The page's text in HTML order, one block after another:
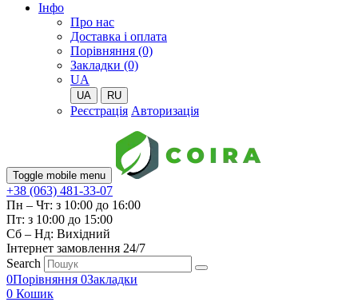
Iнфо
Про нас
Доставка і оплата
Порівняння (0)
Закладки (0)
UA
UA RU
Реєстрація Авторизація
Toggle mobile menu
+38 (063) 481-33-07
Пн – Чт: з 10:00 до 16:00
Пт: з 10:00 до 15:00
Сб – Нд: Вихідний
Інтернет замовлення 24/7
Search
0Порівняння 0Закладки
0 Кошик